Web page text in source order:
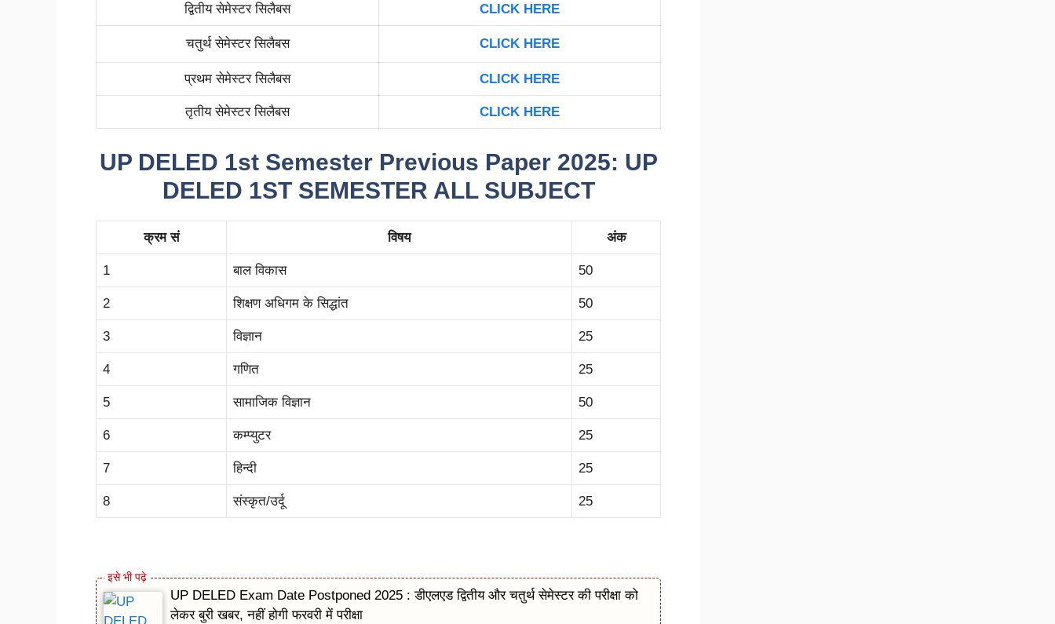
द्वितीय सेमेस्टर सिलैबस CLICK HERE
चतुर्थ सेमेस्टर सिलैबस CLICK HERE
प्रथम सेमेस्टर सिलैबस CLICK HERE
तृतीय सेमेस्टर सिलैबस CLICK HERE
UP DELED 1st Semester Previous Paper 2025: UP
DELED 1ST SEMESTER ALL SUBJECT
क्रम सं विषय अंक
1 बाल विकास 50
2 शिक्षण अधिगम के सिद्धांत 50
3 विज्ञान 25
4 गणित 25
5 सामाजिक विज्ञान 50
6 कम्प्युटर 25
7 हिन्दी 25
8 संस्कृत/उर्दू 25
UP DELED Exam Date Postponed 2025 : डीएलएड द्वितीय और चतुर्थ सेमेस्टर की परीक्षा को
लेकर बुरी खबर, नहीं होगी फरवरी में परीक्षा